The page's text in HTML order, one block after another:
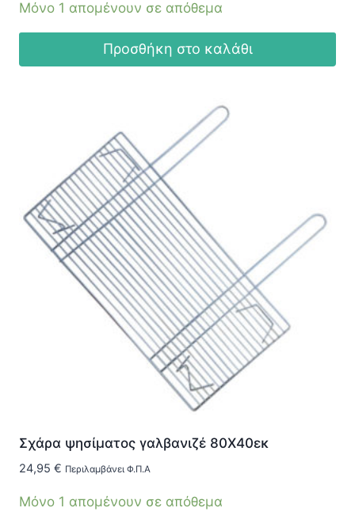
Μόνο 1 απομένουν σε απόθεμα
Προσθήκη στο καλάθι
Σχάρα ψησίματος γαλβανιζέ 80Χ40εκ
24,95 € Περιλαμβάνει Φ.Π.Α
Μόνο 1 απομένουν σε απόθεμα